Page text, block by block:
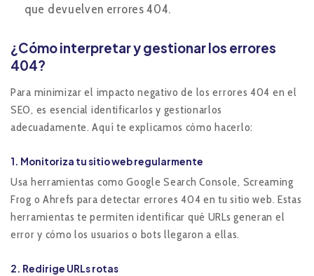
que devuelven errores 404.
¿Cómo interpretar y gestionar los errores
404?
Para minimizar el impacto negativo de los errores 404 en el
SEO, es esencial identificarlos y gestionarlos
adecuadamente. Aquí te explicamos cómo hacerlo:
1. Monitoriza tu sitio web regularmente
Usa herramientas como Google Search Console, Screaming
Frog o Ahrefs para detectar errores 404 en tu sitio web. Estas
herramientas te permiten identificar qué URLs generan el
error y cómo los usuarios o bots llegaron a ellas.
2. Redirige URLs rotas